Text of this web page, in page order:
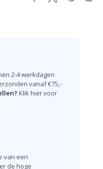
2-4 werkdagen
vanaf €75,-
Klik hier voor
van een
de hoge